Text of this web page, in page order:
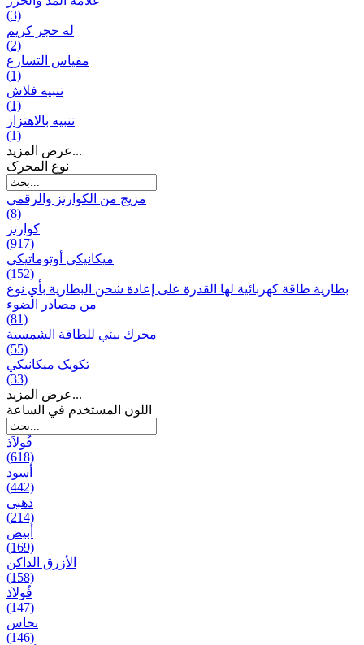
(3)
له حجر كريم
(2)
مقياس التسارع
(1)
تنبيه فلاش
(1)
تنبيه بالاهتزاز
(1)
عرض المزيد...
نوع المحرک
مزيج من الكوارتز والرقمي
(8)
كوارتز
(917)
ميكانيكي أوتوماتيكي
(152)
بطارية طاقة كهربائية لها القدرة على إعادة شحن البطارية بأي نوع
من مصادر الضوء
(81)
محرك بيئي للطاقة الشمسية
(55)
تکویک ميكانيكي
(33)
عرض المزيد...
اللون المستخدم في الساعة
فُولاَذ
(618)
أسود
(442)
ذهبی
(214)
أبيض
(169)
الأزرق الداكن
(158)
فُولاَذ
(147)
نحاس
(146)